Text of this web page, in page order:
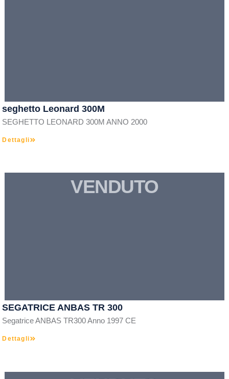
seghetto Leonard 300M
SEGHETTO LEONARD 300M ANNO 2000
Dettagli
VENDUTO
SEGATRICE ANBAS TR 300
Segatrice ANBAS TR300 Anno 1997 CE
Dettagli